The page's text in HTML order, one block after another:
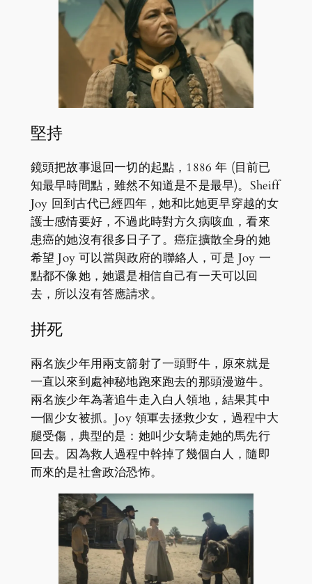
堅持
鏡頭把故事退回一切的起點，1886 年 (目前已
知最早時間點，雖然不知道是不是最早)。Sheiff
Joy 回到古代已經四年，她和比她更早穿越的女
護士感情要好，不過此時對方久病咳血，看來
患癌的她沒有很多日子了。癌症擴散全身的她
希望 Joy 可以當與政府的聯絡人，可是 Joy 一
點都不像她，她還是相信自己有一天可以回
去，所以沒有答應請求。
拼死
兩名族少年用兩支箭射了一頭野牛，原來就是
一直以來到處神秘地跑來跑去的那頭漫遊牛。
兩名族少年為著追牛走入白人領地，結果其中
一個少女被抓。Joy 領軍去拯救少女，過程中大
腿受傷，典型的是：她叫少女騎走她的馬先行
回去。因為救人過程中幹掉了幾個白人，隨即
而來的是社會政治恐怖。